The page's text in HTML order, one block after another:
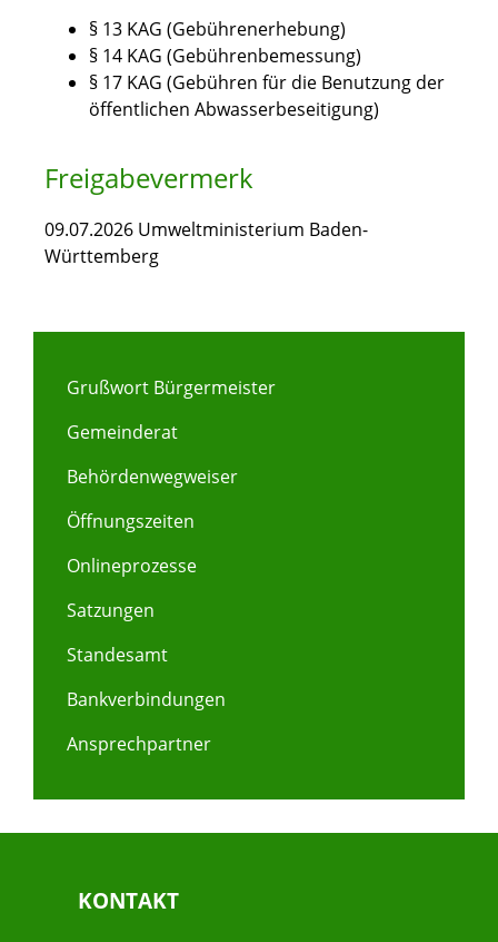
§ 13 KAG (Gebührenerhebung)
§ 14 KAG (Gebührenbemessung)
§ 17 KAG (Gebühren für die Benutzung der
öffentlichen Abwasserbeseitigung)
Freigabevermerk
09.07.2026 Umweltministerium Baden-
Württemberg
Grußwort Bürgermeister
Gemeinderat
Behördenwegweiser
Öffnungszeiten
Onlineprozesse
Satzungen
Standesamt
Bankverbindungen
Ansprechpartner
KONTAKT